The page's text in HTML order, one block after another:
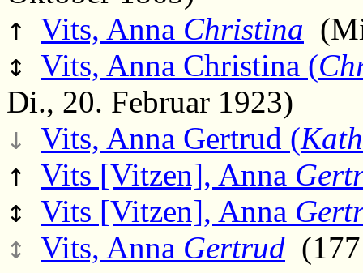
↑ Vits, Anna Christina
↕ Vits, Anna Christina (
Di., 20. Februar 1923)
↓ Vits, Anna Gertrud (
↑ Vits [Vitzen], Anna
↕ Vits [Vitzen], Anna
↕ Vits, Anna Gertrud